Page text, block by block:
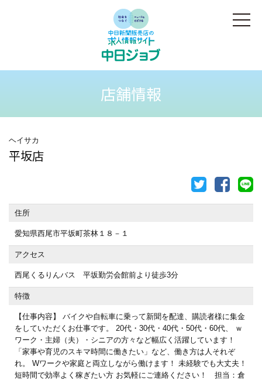
店舗情報
ヘイサカ
平坂店
住所
愛知県西尾市平坂町茶林１８－１
アクセス
西尾くるりんバス 平坂勤労会館前より徒歩3分
特徴
【仕事内容】 バイクや自転車に乗って新聞を配達、購読者様に集金
をしていただくお仕事です。 20代・30代・40代・50代・60代、 ｗ
ワーク・主婦（夫）・シニアの方々など幅広く活躍しています！
「家事や育児のスキマ時間に働きたい」など、働き方は人それぞ
れ。 Wワークや家庭と両立しながら働けます！ 未経験でも大丈夫！
短時間で効率よく稼ぎたい方 お気軽にご連絡ください！ 担当：倉